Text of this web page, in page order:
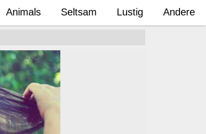
Animals Seltsam Lustig Andere